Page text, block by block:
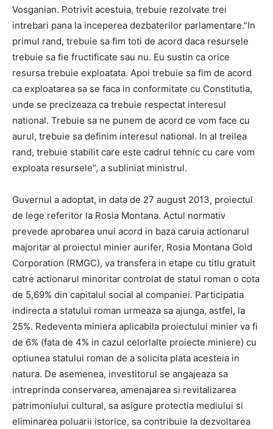
Vosganian. Potrivit acestuia, trebuie rezolvate trei
intrebari pana la inceperea dezbaterilor parlamentare.”In
primul rand, trebuie sa fim toti de acord daca resursele
trebuie sa fie fructificate sau nu. Eu sustin ca orice
resursa trebuie exploatata. Apoi trebuie sa fim de acord
ca exploatarea sa se faca in conformitate cu Constitutia,
unde se precizeaza ca trebuie respectat interesul
national. Trebuie sa ne punem de acord ce vom face cu
aurul, trebuie sa definim interesul national. In al treilea
rand, trebuie stabilit care este cadrul tehnic cu care vom
exploata resursele”, a subliniat ministrul.
Guvernul a adoptat, in data de 27 august 2013, proiectul
de lege referitor la Rosia Montana. Actul normativ
prevede aprobarea unui acord in baza caruia actionarul
majoritar al proiectul minier aurifer, Rosia Montana Gold
Corporation (RMGC), va transfera in etape cu titlu gratuit
catre actionarul minoritar controlat de statul roman o cota
de 5,69% din capitalul social al companiei. Participatia
indirecta a statului roman urmeaza sa ajunga, astfel, la
25%. Redeventa miniera aplicabila proiectului minier va fi
de 6% (fata de 4% in cazul celorlalte proiecte miniere) cu
optiunea statului roman de a solicita plata acesteia in
natura. De asemenea, investitorul se angajeaza sa
intreprinda conservarea, amenajarea si revitalizarea
patrimoniului cultural, sa asigure protectia mediului si
eliminarea poluarii istorice, sa contribuie la dezvoltarea